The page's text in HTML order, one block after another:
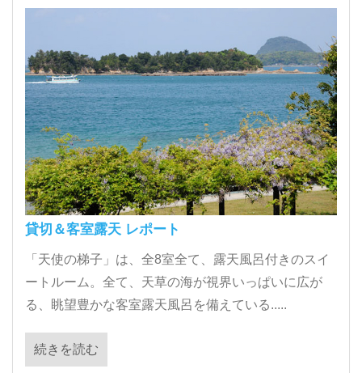
貸切＆客室露天 レポート
「天使の梯子」は、全8室全て、露天風呂付きのスイ
ートルーム。全て、天草の海が視界いっぱいに広が
る、眺望豊かな客室露天風呂を備えている.....
続きを読む